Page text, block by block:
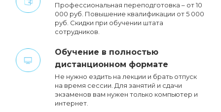
Профессиональная переподготовка – от 10
000 руб. Повышение квалификации от 5 000
руб. Cкидки при обучении штата
сотрудников.
Обучение в полностью
дистанционном формате
Не нужно ездить на лекции и брать отпуск
на время сессии. Для занятий и сдачи
экзаменов вам нужен только компьютер и
интернет.